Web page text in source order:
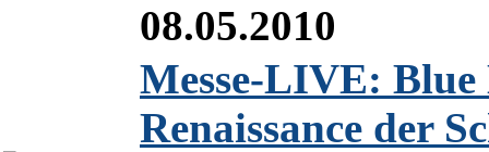
08.05.2010
Messe-LIVE: Blue
Renaissance der